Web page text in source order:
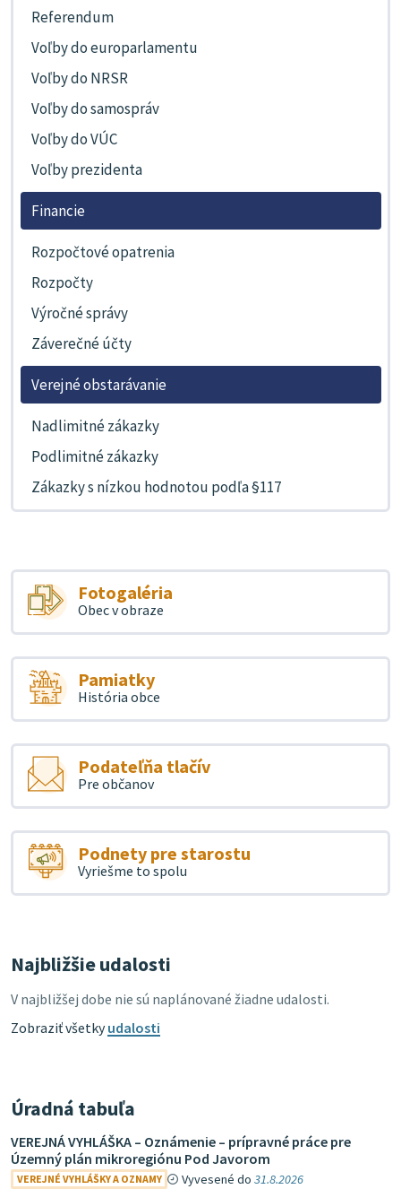
Referendum
Voľby do europarlamentu
Voľby do NRSR
Voľby do samospráv
Voľby do VÚC
Voľby prezidenta
Financie
Rozpočtové opatrenia
Rozpočty
Výročné správy
Záverečné účty
Verejné obstarávanie
Nadlimitné zákazky
Podlimitné zákazky
Zákazky s nízkou hodnotou podľa §117
Fotogaléria
Obec v obraze
Pamiatky
História obce
Podateľňa tlačív
Pre občanov
Podnety pre starostu
Vyriešme to spolu
Najbližšie udalosti
V najbližšej dobe nie sú naplánované žiadne udalosti.
Zobraziť všetkyudalosti
Úradná tabuľa
VEREJNÁ VYHLÁŠKA – Oznámenie – prípravné práce pre
Územný plán mikroregiónu Pod Javorom
VEREJNÉ VYHLÁŠKY A OZNAMY Vyvesené do31.8.2026